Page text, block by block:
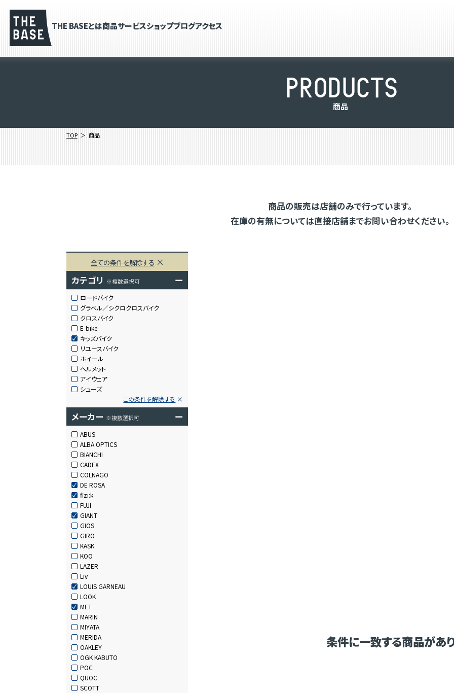
THE BASEとは商品サービスショップブログアクセス
PRODUCTS
商品
TOP 商品
商品の販売は店舗のみで行っています。
在庫の有無については直接店舗までお問い合わせください。
全ての条件を解除する
カテゴリ ※複数選択可 ー
ロードバイク
グラベル／シクロクロスバイク
クロスバイク
E-bike
キッズバイク
リユースバイク
ホイール
ヘルメット
アイウェア
シューズ
この条件を解除する
メーカー ※複数選択可 ー
ABUS
ALBA OPTICS
BIANCHI
CADEX
COLNAGO
DE ROSA
fizi:k
FUJI
GIANT
GIOS
GIRO
KASK
KOO
LAZER
Liv
LOUIS GARNEAU
LOOK
MET
MARIN
MIYATA
MERIDA
OAKLEY
OGK KABUTO
POC
QUOC
SCOTT
条件に一致する商品があ